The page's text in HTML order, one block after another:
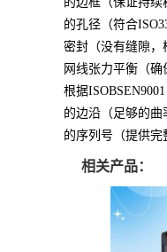
的孔径（符合
密封（没有缝隙，
网线张力平衡（确
根据
的边沿（足够的曲
的序列号（提供完
相关产品：